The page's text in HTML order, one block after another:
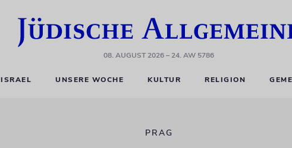
08. AUGUST 2026– 24. AW 5786
ISRAEL UNSERE WOCHE KULTUR RELIGION
PRAG